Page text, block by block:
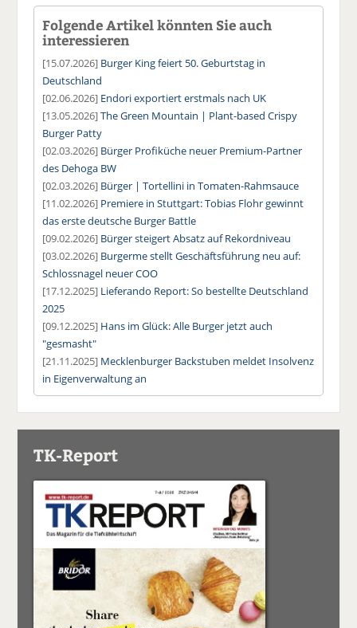
Folgende Artikel könnten Sie auch
interessieren
[15.07.2026] Burger King feiert 50. Geburtstag in
Deutschland
[02.06.2026] Endori exportiert erstmals nach UK
[13.05.2026]The Green Mountain | Plant-based Crispy
Burger Patty
[02.03.2026] Bürger Profiküche neuer Premium-Partner
des Dehoga BW
[02.03.2026] Bürger | Tortellini in Tomaten-Rahmsauce
[11.02.2026] Premiere in Stuttgart: Tobias Flohr gewinnt
das erste deutsche Burger Battle
[09.02.2026] Bürger steigert Absatz auf Rekordniveau
[03.02.2026] Burgerme stellt Geschäftsführung neu auf:
Schlossnagel neuer COO
[17.12.2025] Lieferando Report: So bestellte Deutschland
2025
[09.12.2025] Hans im Glück: Alle Burger jetzt auch
"gesmasht"
[21.11.2025] Mecklenburger Backstuben meldet Insolvenz
in Eigenverwaltung an
TK-Report